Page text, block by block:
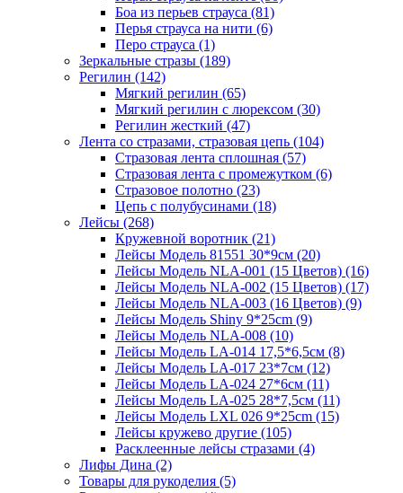
Боа из перьев страуса (81)
Перья страуса на нити (6)
Перо страуса (1)
Зеркальные стразы (189)
Регилин (142)
Мягкий регилин (65)
Мягкий регилин с люрексом (30)
Регилин жесткий (47)
Лента со стразами, стразовая цепь (104)
Стразовая лента сплошная (57)
Стразовая лента с промежутком (6)
Стразовое полотно (23)
Цепь с полубусинами (18)
Лейсы (268)
Кружевной воротник (21)
Лейсы Модель 81551 30*9см (20)
Лейсы Модель NLA-001 (15 Цветов) (16)
Лейсы Модель NLA-002 (15 Цветов) (17)
Лейсы Модель NLA-003 (16 Цветов) (9)
Лейсы Модель Shiny 9*25cm (9)
Лейсы Модель NLA-008 (10)
Лейсы Модель LA-014 17,5*6,5см (8)
Лейсы Модель LA-017 23*7см (12)
Лейсы Модель LA-024 27*6см (11)
Лейсы Модель LA-025 28*7,5см (11)
Лейсы Модель LXL 026 9*25cm (15)
Лейсы кружево другие (105)
Расклеенные лейсы стразами (4)
Лифы Дина (2)
Товары для рукоделия (5)